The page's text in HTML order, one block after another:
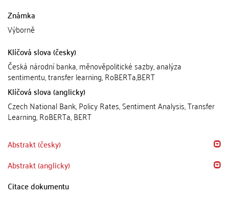
Známka
Výborně
Klíčová slova (česky)
Česká národní banka, měnověpolitické sazby, analýza
sentimentu, transfer learning, RoBERTa,BERT
Klíčová slova (anglicky)
Czech National Bank, Policy Rates, Sentiment Analysis, Transfer
Learning, RoBERTa, BERT
Abstrakt (česky)
Abstrakt (anglicky)
Citace dokumentu